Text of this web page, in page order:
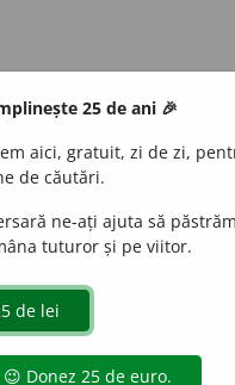
o calitate), ținând
supplire
25 de ani 🎉
aici, gratuit, zi de zi,
de căutări.
ne-ați ajuta să păstrăm
tuturor și pe viitor.